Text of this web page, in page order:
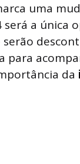
uma
será a única
para
da